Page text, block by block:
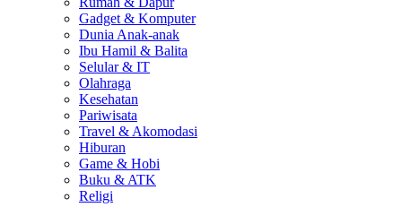
Gadget & Komputer
Dunia Anak-anak
Ibu Hamil & Balita
Selular & IT
Olahraga
Kesehatan
Pariwisata
Travel & Akomodasi
Hiburan
Game & Hobi
Buku & ATK
Religi